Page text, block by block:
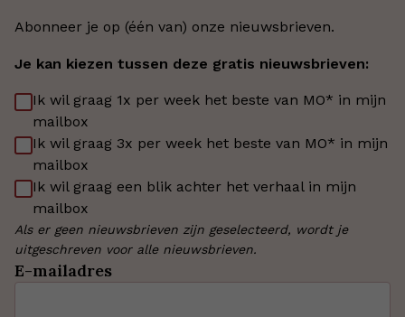
Abonneer je op (één van) onze nieuwsbrieven.
Je kan kiezen tussen deze gratis nieuwsbrieven:
Ik wil graag 1x per week het beste van MO* in mijn
mailbox
Ik wil graag 3x per week het beste van MO* in mijn
mailbox
Ik wil graag een blik achter het verhaal in mijn
mailbox
Als er geen nieuwsbrieven zijn geselecteerd, wordt je
uitgeschreven voor alle nieuwsbrieven.
E-mailadres